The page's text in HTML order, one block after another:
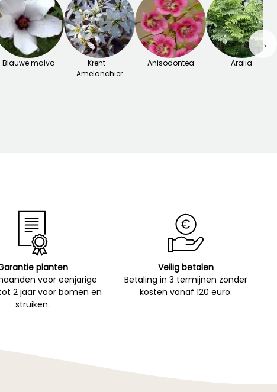
Blauwe malva
Krent -
Amelanchier
Anisodontea Aralia
→
planten
voor eenjarige
2 jaar voor bomen en
struiken.
Veilig betalen
Betaling in 3 termijnen zonder
kosten vanaf 120 euro.